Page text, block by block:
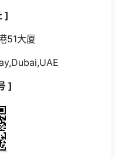
]
51大厦
]